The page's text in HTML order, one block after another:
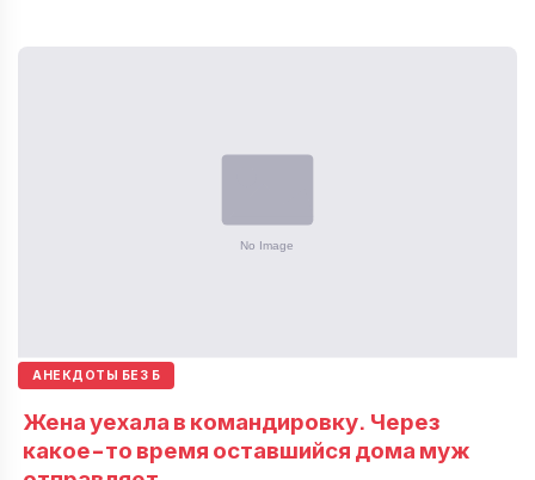
АНЕКДОТЫ БЕЗ Б
Жена уехала в командировку. Через
какое-то время оставшийся дома муж